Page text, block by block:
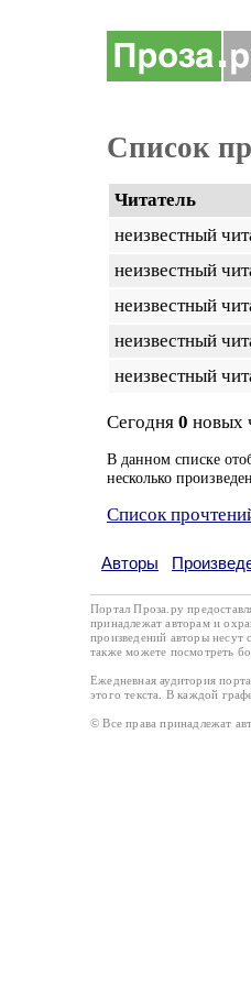
Список
Читатель
неизвестный
неизвестный
неизвестный
неизвестный
неизвестный
Сегодня 0 новых
В данном списке
несколько
Список
Авторы
Портал Проза.ру
принадлежат авторам и
произведений авторы несут
также можете посмотреть
Ежедневная аудитория
этого текста. В каждой
© Все права принадлежат